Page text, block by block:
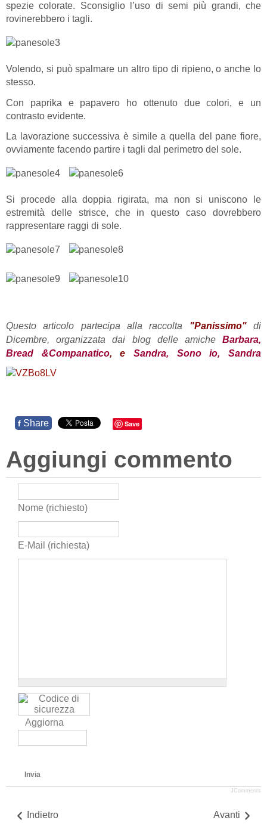
spezie colorate. Sconsiglio l’uso di semi più grandi, che
rovinerebbero i tagli.
Volendo, si può spalmare un altro tipo di ripieno, o anche lo
stesso.
Con paprika e papavero ho ottenuto due colori, e un
contrasto evidente.
La lavorazione successiva è simile a quella del pane fiore,
ovviamente facendo partire i tagli dal perimetro del sole.
Si procede alla doppia rigirata, ma non si uniscono le
estremità delle strisce, che in questo caso dovrebbero
rappresentare raggi di sole.
Questo articolo partecipa alla raccolta "Panissimo"di
Dicembre, organizzata dai blog delle amiche Barbara,
Bread &Companatico, eSandra, Sono io, Sandra
f Share Save
Aggiungi commento
Nome (richiesto)
E-Mail (richiesta)
Aggiorna
Invia
JComments
Indietro Avanti